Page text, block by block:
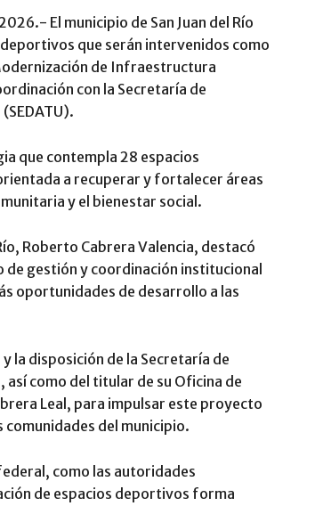
El municipio de San Juan del Río
que serán intervenidos como
de Infraestructura
con la Secretaría de
que contempla 28 espacios
a recuperar y fortalecer áreas
y el bienestar social.
Roberto Cabrera Valencia, destacó
gestión y coordinación institucional
oportunidades de desarrollo a las
la disposición de la Secretaría de
como del titular de su Oficina de
Leal, para impulsar este proyecto
del municipio.
como las autoridades
de espacios deportivos forma